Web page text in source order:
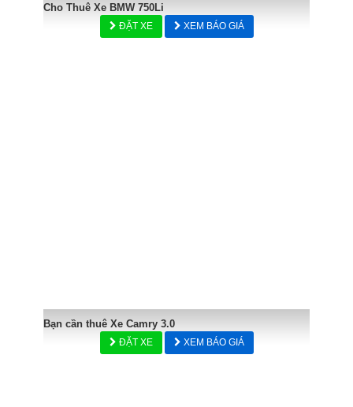
Cho Thuê Xe BMW 750Li
ĐẶT XE XEM BÁO GIÁ
Bạn cần thuê Xe Camry 3.0
ĐẶT XE XEM BÁO GIÁ